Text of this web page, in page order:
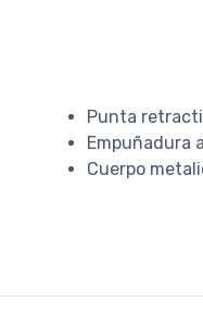
Punta
Empuñadura
Cuerpo